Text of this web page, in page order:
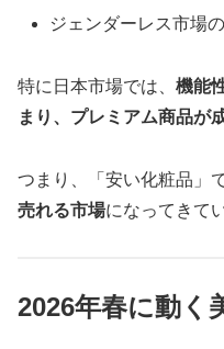
ジェンダーレス市場
特に日本市場では、 機能
まり、プレミアム商品が
つまり、「安い化粧品」
売れる市場になってきて
2026年春に動く